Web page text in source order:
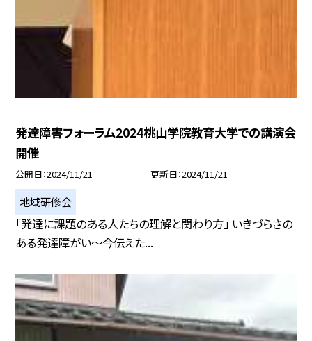
発達障害フォーラム2024桃山学院教育大学での講演会
開催
公開日 2024/11/21 更新日 2024/11/21
地域研修会
「発達に課題のある人たちの理解と関わり方」 いきづらさの
ある発達障がい〜今伝えた...